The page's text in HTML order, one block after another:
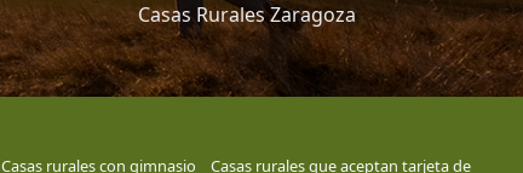
Casas Rurales Zaragoza
Casas rurales con gimnasio Casas rurales que aceptan tarjeta de